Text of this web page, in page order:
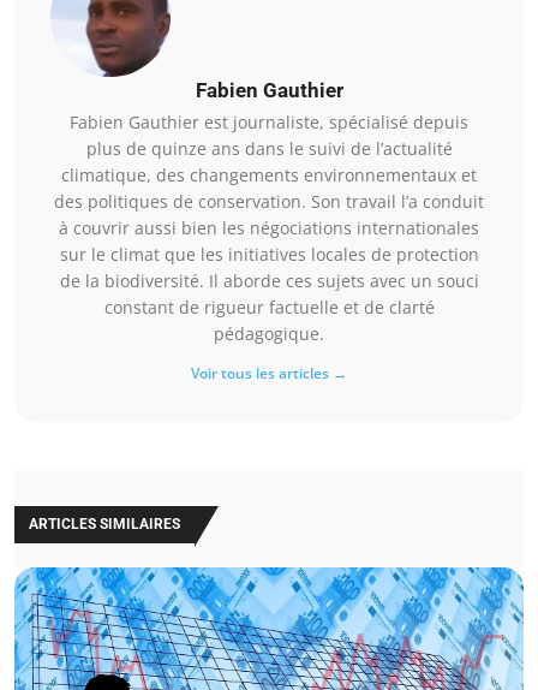
Fabien Gauthier
Fabien Gauthier est journaliste, spécialisé depuis
plus de quinze ans dans le suivi de l’actualité
climatique, des changements environnementaux et
des politiques de conservation. Son travail l’a conduit
à couvrir aussi bien les négociations internationales
sur le climat que les initiatives locales de protection
de la biodiversité. Il aborde ces sujets avec un souci
constant de rigueur factuelle et de clarté
pédagogique.
Voir tous les articles →
ARTICLES SIMILAIRES